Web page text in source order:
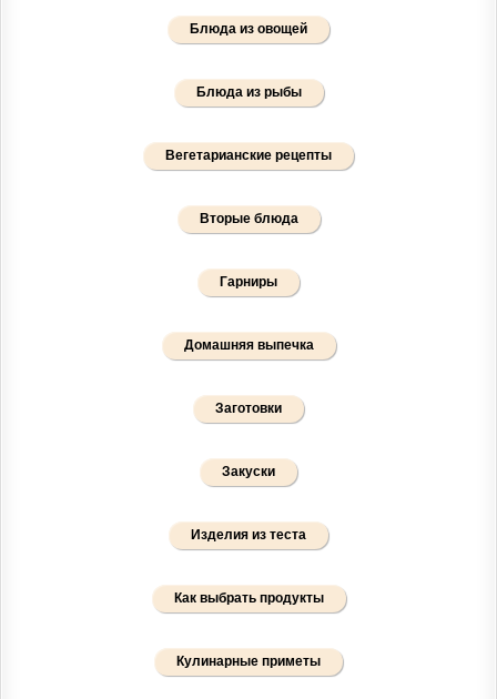
Блюда из овощей
Блюда из рыбы
Вегетарианские рецепты
Вторые блюда
Гарниры
Домашняя выпечка
Заготовки
Закуски
Изделия из теста
Как выбрать продукты
Кулинарные приметы